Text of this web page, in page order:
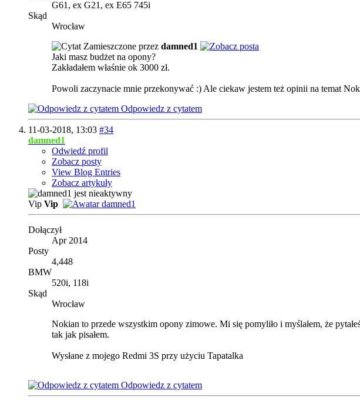
G61, ex G21, ex E65 745i
Skąd
Wrocław
Zamieszczone przez damned1
Jaki masz budżet na opony?
Zakładałem właśnie ok 3000 zł.
Powoli zaczynacie mnie przekonywać :) Ale ciekaw jestem też opinii na temat
Odpowiedz z cytatem
11-03-2018, 13:03 #34
damned1
Odwiedź profil
Zobacz posty
View Blog Entries
Zobacz artykuły
Vip Vip
Dołączył
Apr 2014
Posty
4,448
BMW
520i, 118i
Skąd
Wrocław
Nokian to przede wszystkim opony zimowe. Mi się pomyliło i myślałem, że
tak jak pisałem.
Wysłane z mojego Redmi 3S przy użyciu Tapatalka
Odpowiedz z cytatem